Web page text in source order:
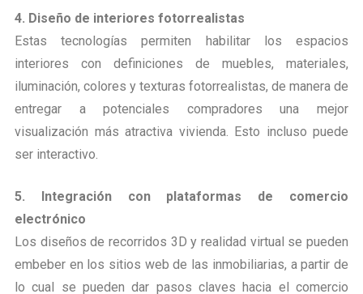
4. Diseño de interiores fotorrealistas
Estas tecnologías permiten habilitar los espacios
interiores con definiciones de muebles, materiales,
iluminación, colores y texturas fotorrealistas, de manera de
entregar a potenciales compradores una mejor
visualización más atractiva vivienda. Esto incluso puede
ser interactivo.
5. Integración con plataformas de comercio
electrónico
Los diseños de recorridos 3D y realidad virtual se pueden
embeber en los sitios web de las inmobiliarias, a partir de
lo cual se pueden dar pasos claves hacia el comercio